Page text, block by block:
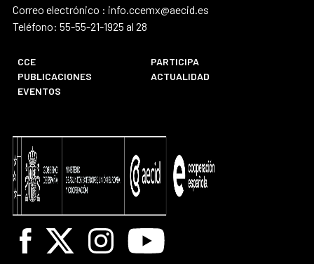
Correo electrónico : info.ccemx@aecid.es
Teléfono: 55-55-21-1925 al 28
CCE
PARTICIPA
PUBLICACIONES
ACTUALIDAD
EVENTOS
Facebook
X InstagramYoutube